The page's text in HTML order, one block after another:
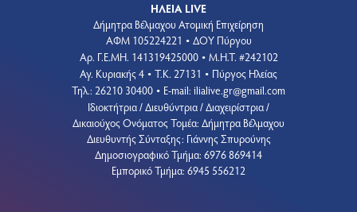
ΗΛΕΙΑ LIVE
Δήμητρα Βέλμαχου Ατομική Επιχείρηση
ΑΦΜ 105224221 • ΔΟΥ Πύργου
Aρ. Γ.Ε.ΜΗ. 141319425000 • Μ.Η.Τ. #242102
Αγ. Κυριακής 4 • Τ.Κ. 27131 • Πύργος Ηλείας
Τηλ.: 26210 30400 • E-mail: ilialive.gr@gmail.com
Ιδιοκτήτρια / Διευθύντρια / Διαχειρίστρια /
Δικαιούχος Ονόματος Τομέα: Δήμητρα Βέλμαχου
Διευθυντής Σύνταξης: Γιάννης Σπυρούνης
Δημοσιογραφικό Τμήμα: 6976 869414
Εμπορικό Τμήμα: 6945 556212